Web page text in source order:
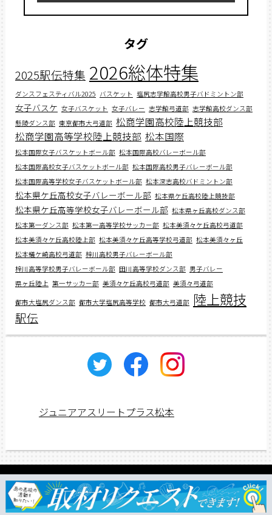
タグ
2025駅伝特集 2026総体特集
ダンスフェスティバル2025 バスケット 塩尻志学館高校男子バドミントン部
女子バスケ 女子バスケット 女子バレー 志学館弓道部 志学館高校ダンス部
懸陵ダンス部 東京都市大弓道部 松商学園高校陸上競技部
松商学園高等学校陸上競技部 松本国際
松本国際女子バスケットボール部 松本国際高校バレーボール部
松本国際高校女子バスケットボール部 松本国際高校男子バレーボール部
松本国際高等学校女子バスケットボール部 松本深志高校バドミントン部
松本県ケ丘高校女子バレーボール部 松本県ケ丘高校陸上競技部
松本県ケ丘高等学校女子バレーボール部 松本県ヶ丘高校ダンス部
松本第一ダンス部 松本第一高等学校サッカー部 松本美須々ケ丘高校弓道部
松本美須々ケ丘高校陸上部 松本美須々ケ丘高等学校弓道部 松本美須々ヶ丘
松本蟻ケ崎高校弓道部 梓川高校男子バレーボール部
梓川高等学校男子バレーボール部 田川高等学校ダンス部 男子バレー
県ヶ丘陸上 第一サッカー部 美須々ケ丘高校弓道部 美須々弓道部
都市大塩尻ダンス部 都市大学塩尻高等学校 都市大弓道部 陸上競技
駅伝
ジュニアアスリートプラス松本